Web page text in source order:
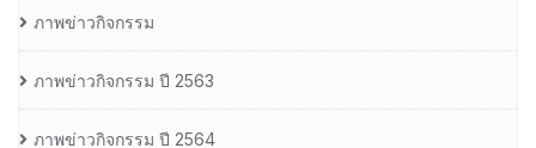
ภาพข่าวกิจกรรม
ภาพข่าวกิจกรรม ปี 2563
ภาพข่าวกิจกรรม ปี 2564